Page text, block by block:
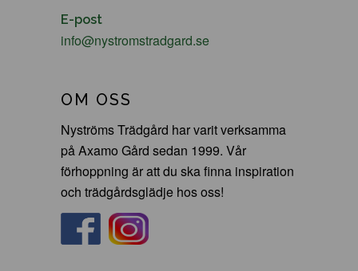
E-post
info@nystromstradgard.se
OM OSS
Nyströms Trädgård har varit verksamma
på Axamo Gård sedan 1999. Vår
förhoppning är att du ska finna inspiration
och trädgårdsglädje hos oss!